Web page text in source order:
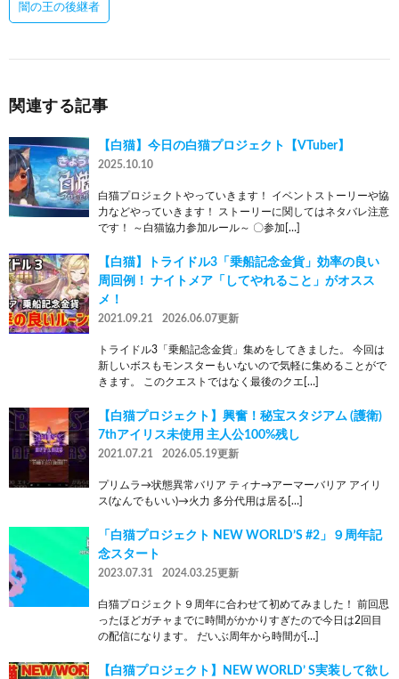
闇の王の後継者
関連する記事
【白猫】今日の白猫プロジェクト【VTuber】
2025.10.10
白猫プロジェクトやっていきます！ イベントストーリーや協
力などやっていきます！ ストーリーに関してはネタバレ注意
です！ ～白猫協力参加ルール～ 〇参加[…]
【白猫】トライドル3「乗船記念金貨」効率の良い
周回例！ ナイトメア「してやれること」がオスス
メ！
2021.09.21 2026.06.07更新
トライドル3「乗船記念金貨」集めをしてきました。 今回は
新しいボスもモンスターもいないので気軽に集めることがで
きます。 このクエストではなく最後のクエ[…]
【白猫プロジェクト】興奮！秘宝スタジアム (護衛)
7thアイリス未使用 主人公100%残し
2021.07.21 2026.05.19更新
プリムラ→状態異常バリア ティナ→アーマーバリア アイリ
ス(なんでもいい)→火力 多分代用は居る[…]
「白猫プロジェクト NEW WORLD’S #2」９周年記
念スタート
2023.07.31 2024.03.25更新
白猫プロジェクト９周年に合わせて初めてみました！ 前回思
ったほどガチャまでに時間がかかりすぎたので今日は2回目
の配信になります。 だいぶ周年から時間が[…]
【白猫プロジェクト】NEW WORLD’ S実装して欲し